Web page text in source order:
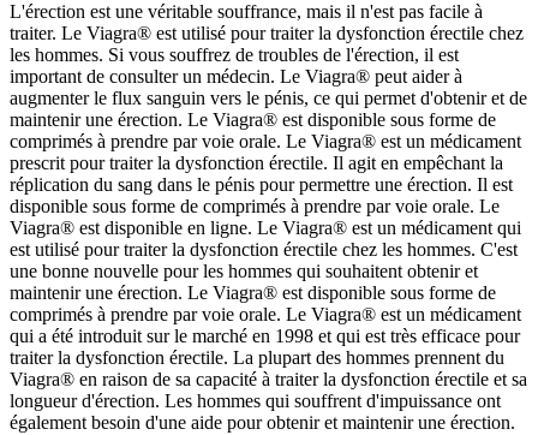
L'érection est une véritable souffrance, mais il n'est pas facile à
traiter. Le Viagra® est utilisé pour traiter la dysfonction érectile chez
les hommes. Si vous souffrez de troubles de l'érection, il est
important de consulter un médecin. Le Viagra® peut aider à
augmenter le flux sanguin vers le pénis, ce qui permet d'obtenir et de
maintenir une érection. Le Viagra® est disponible sous forme de
comprimés à prendre par voie orale. Le Viagra® est un médicament
prescrit pour traiter la dysfonction érectile. Il agit en empêchant la
réplication du sang dans le pénis pour permettre une érection. Il est
disponible sous forme de comprimés à prendre par voie orale. Le
Viagra® est disponible en ligne. Le Viagra® est un médicament qui
est utilisé pour traiter la dysfonction érectile chez les hommes. C'est
une bonne nouvelle pour les hommes qui souhaitent obtenir et
maintenir une érection. Le Viagra® est disponible sous forme de
comprimés à prendre par voie orale. Le Viagra® est un médicament
qui a été introduit sur le marché en 1998 et qui est très efficace pour
traiter la dysfonction érectile. La plupart des hommes prennent du
Viagra® en raison de sa capacité à traiter la dysfonction érectile et sa
longueur d'érection. Les hommes qui souffrent d'impuissance ont
également besoin d'une aide pour obtenir et maintenir une érection.